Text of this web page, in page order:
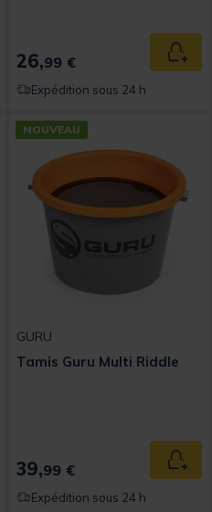
au panier
26,99 €
Expédition sous 24 h
au panier
NOUVEAU
GURU
Tamis Guru Multi Riddle
39,99 €
Expédition sous 24 h